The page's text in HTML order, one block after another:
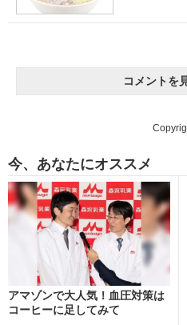
コメントを
今、あなたにオススメ
アマゾンで大人気！血圧対策は
コーヒーに足してみて